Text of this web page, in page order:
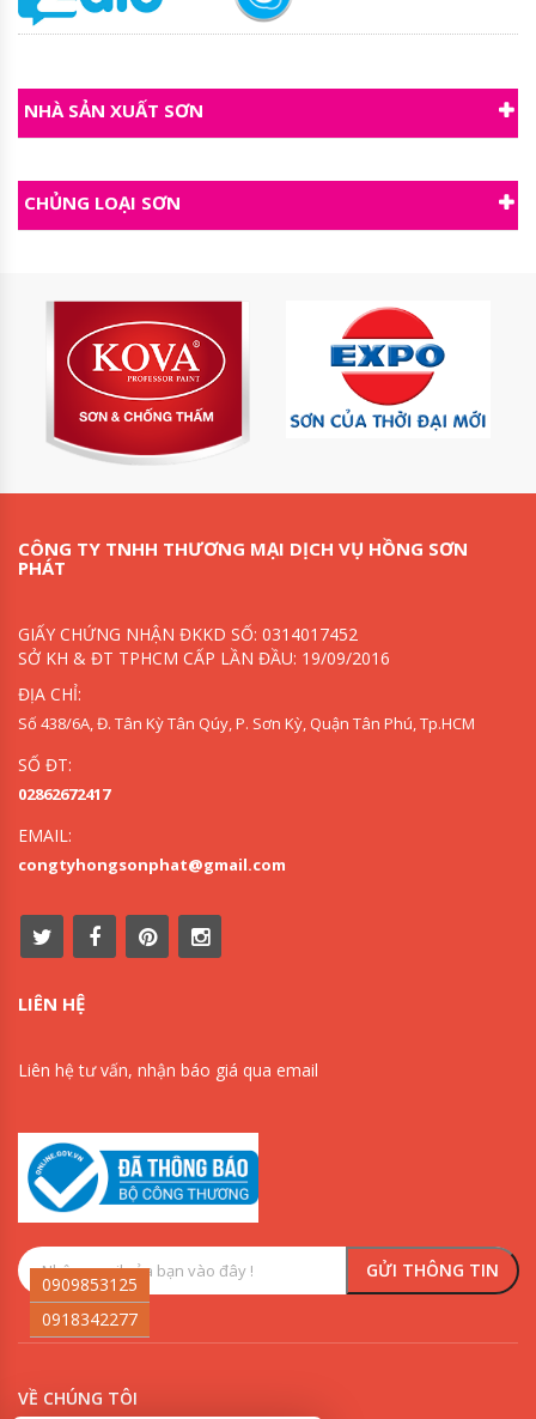
NHÀ SẢN XUẤT SƠN
CHỦNG LOẠI SƠN
CÔNG TY TNHH THƯƠNG MẠI DỊCH VỤ HỒNG SƠN
PHÁT
GIẤY CHỨNG NHẬN ĐKKD SỐ: 0314017452
SỞ KH & ĐT TPHCM CẤP LẦN ĐẦU: 19/09/2016
ĐỊA CHỈ:
Số 438/6A, Đ. Tân Kỳ Tân Qúy, P. Sơn Kỳ, Quận Tân Phú, Tp.HCM
SỐ ĐT:
02862672417
EMAIL:
congtyhongsonphat@gmail.com
LIÊN HỆ
Liên hệ tư vấn, nhận báo giá qua email
VỀ CHÚNG TÔI
0909853125
0918342277